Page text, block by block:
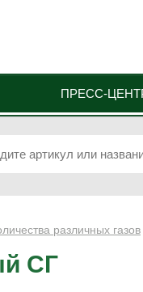
ПРЕСС-
различных газов
СГ